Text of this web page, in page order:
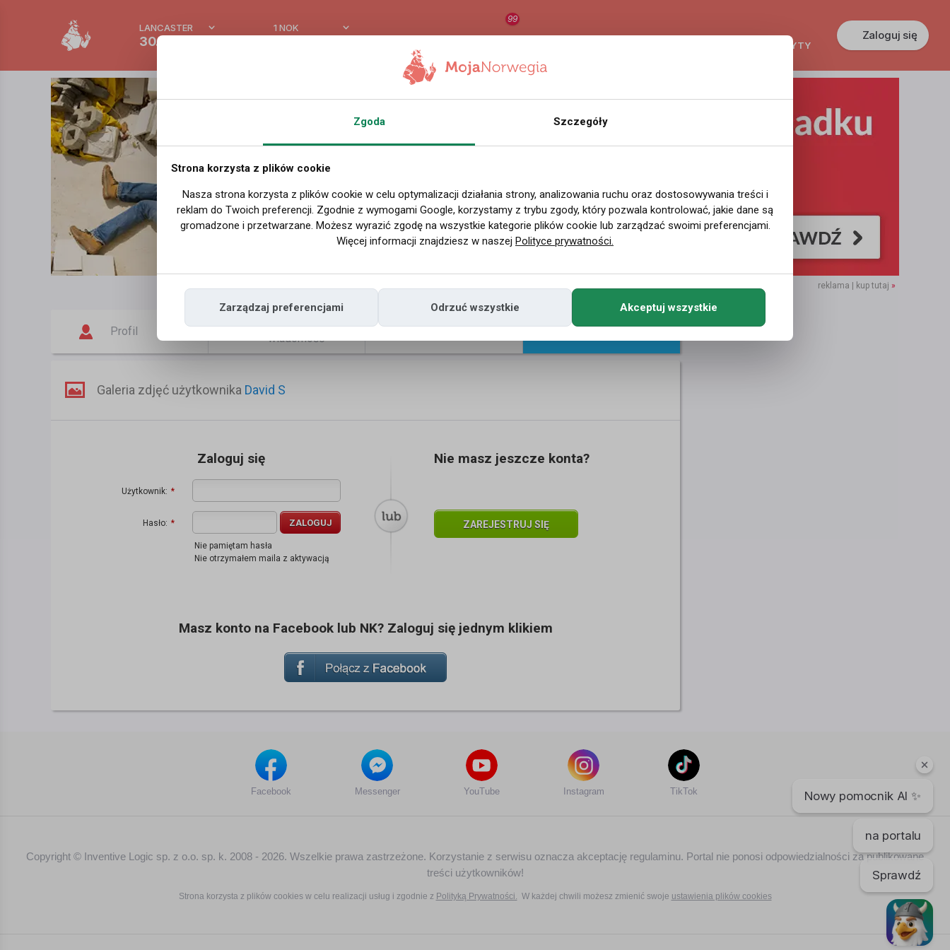
Nowy pomocnik AI ✨
na portalu
Sprawdź
LANCASTER
30.7 °C
1 NOK
99
KREDYTY
Zaloguj się
reklama | kup tutaj »
Profil
Napisz
wiadomość
Znajomi Galeria
Galeria zdjęć użytkownika David S
Zaloguj się
Użytkownik: *
Hasło: * ZALOGUJ
Nie pamiętam hasła
Nie otrzymałem maila z aktywacją
Nie masz jeszcze konta?
ZAREJESTRUJ SIĘ
Masz konto na Facebook lub NK? Zaloguj się jednym klikiem
Facebook Messenger YouTube Instagram TikTok
Copyright © Inventive Logic sp. z o.o. sp. k. 2008 - 2026. Wszelkie prawa zastrzeżone. Korzystanie z serwisu oznacza akceptację regulaminu. Portal nie ponosi odpowiedzialności za publikowane
treści użytkowników!
Strona korzysta z plików cookies w celu realizacji usług i zgodnie z Polityką Prywatności. W każdej chwili możesz zmienić swoje ustawienia plików cookies
Zgoda Szczegóły
Strona korzysta z plików cookie
Nasza strona korzysta z plików cookie w celu optymalizacji działania strony, analizowania ruchu oraz dostosowywania treści i
reklam do Twoich preferencji. Zgodnie z wymogami Google, korzystamy z trybu zgody, który pozwala kontrolować, jakie dane są
gromadzone i przetwarzane. Możesz wyrazić zgodę na wszystkie kategorie plików cookie lub zarządzać swoimi preferencjami.
Więcej informacji znajdziesz w naszej Polityce prywatności.
Zarządzaj preferencjami Odrzuć wszystkie Akceptuj wszystkie